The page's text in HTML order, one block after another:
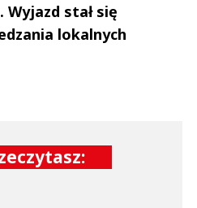
stał się
lokalnych